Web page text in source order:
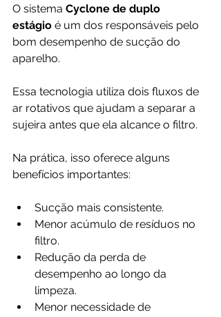
O sistema Cyclone de duplo
estágio é um dos responsáveis pelo
bom desempenho de sucção do
aparelho.
Essa tecnologia utiliza dois fluxos de
ar rotativos que ajudam a separar a
sujeira antes que ela alcance o filtro.
Na prática, isso oferece alguns
benefícios importantes:
Sucção mais consistente.
Menor acúmulo de resíduos no
filtro.
Redução da perda de
desempenho ao longo da
limpeza.
Menor necessidade de